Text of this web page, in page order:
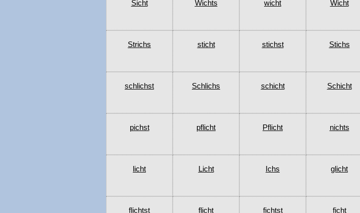
Sicht Wichts wicht Wicht
Strichs sticht stichst Stichs
schlichst Schlichs schicht Schicht
pichst pflicht Pflicht nichts
licht Licht Ichs glicht
flichtst flicht fichtst ficht